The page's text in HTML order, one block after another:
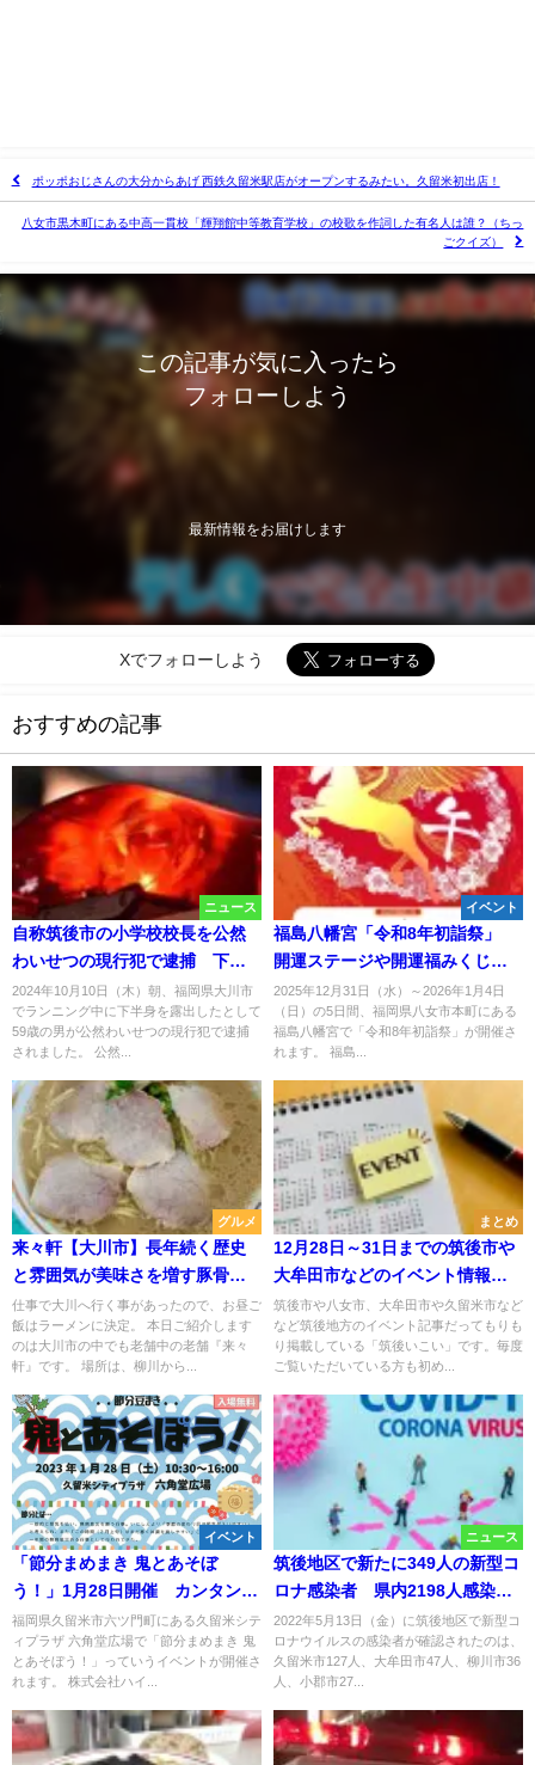
ポッポおじさんの大分からあげ 西鉄久留米駅店がオープンするみたい。久留米初出店！
八女市黒木町にある中高一貫校「輝翔館中等教育学校」の校歌を作詞した有名人は誰？（ちっ
ごクイズ）
この記事が気に入ったら
フォローしよう
最新情報をお届けします
Xでフォローしよう
おすすめの記事
ニュース
自称筑後市の小学校校長を公然
わいせつの現行犯で逮捕 下半
身露出でランニングか
2024年10月10日（木）朝、福岡県大川市
でランニング中に下半身を露出したとして
59歳の男が公然わいせつの現行犯で逮捕
されました。 公然...
イベント
福島八幡宮「令和8年初詣祭」
開運ステージや開運福みくじな
ど開催！新春グルメ屋台の出店
も
2025年12月31日（水）～2026年1月4日
（日）の5日間、福岡県八女市本町にある
福島八幡宮で「令和8年初詣祭」が開催さ
れます。 福島...
グルメ
来々軒【大川市】長年続く歴史
と雰囲気が美味さを増す豚骨ラ
ーメン
仕事で大川へ行く事があったので、お昼ご
飯はラーメンに決定。 本日ご紹介します
のは大川市の中でも老舗中の老舗『来々
軒』です。 場所は、柳川から...
まとめ
12月28日～31日までの筑後市や
大牟田市などのイベント情報を
一挙公開！
筑後市や八女市、大牟田市や久留米市など
など筑後地方のイベント記事だってもりも
り掲載している「筑後いこい」です。毎度
ご覧いただいている方も初め...
イベント
「節分まめまき 鬼とあそぼ
う！」1月28日開催 カンタンお
めん作りや節分豆まきなど（久
留米市）
福岡県久留米市六ツ門町にある久留米シテ
ィプラザ 六角堂広場で「節分まめまき 鬼
とあそぼう！」っていうイベントが開催さ
れます。 株式会社ハイ...
ニュース
筑後地区で新たに349人の新型コ
ロナ感染者 県内2198人感染、2
人死亡【5月13日】
2022年5月13日（金）に筑後地区で新型コ
ロナウイルスの感染者が確認されたのは、
久留米市127人、大牟田市47人、柳川市36
人、小郡市27...